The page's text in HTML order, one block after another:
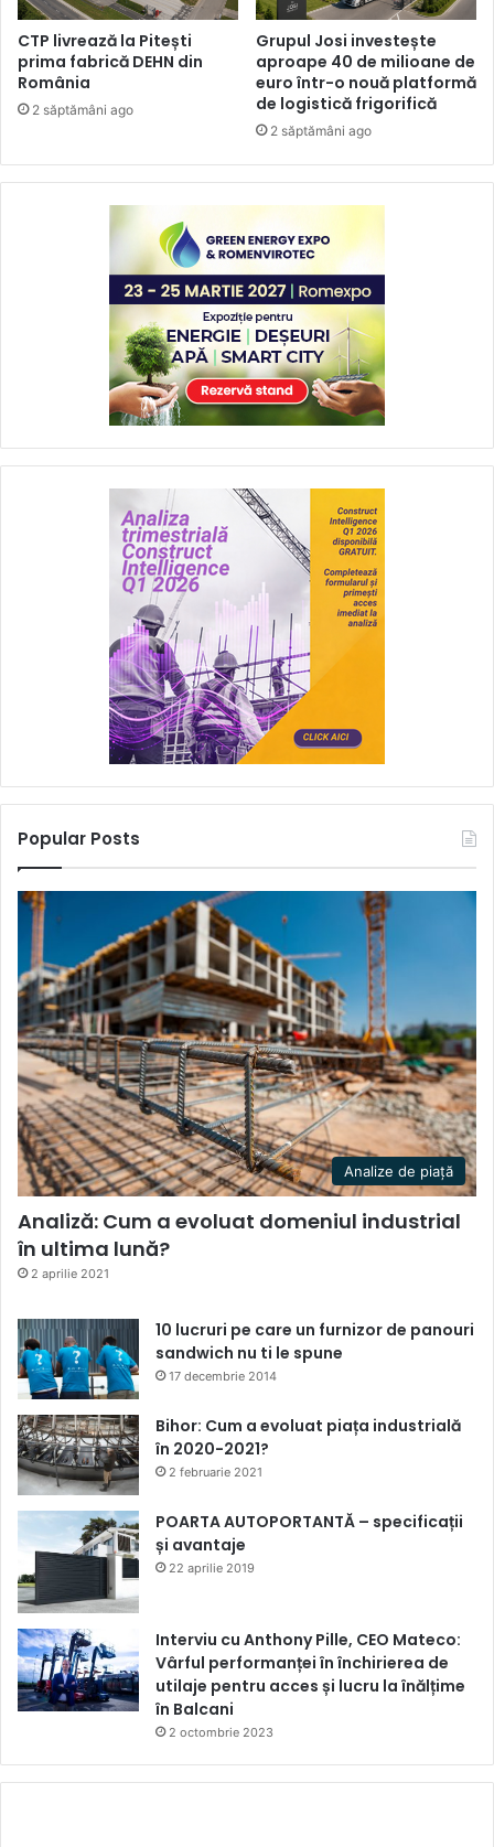
CTP livrează la Pitești
prima fabrică DEHN din
România
2 săptămâni ago
Grupul Josi investește
aproape 40 de milioane de
euro într-o nouă platformă
de logistică frigorifică
2 săptămâni ago
Popular Posts
Analize de piață
Analiză: Cum a evoluat domeniul industrial
în ultima lună?
2 aprilie 2021
10 lucruri pe care un furnizor de panouri
sandwich nu ti le spune
17 decembrie 2014
Bihor: Cum a evoluat piața industrială
în 2020-2021?
2 februarie 2021
POARTA AUTOPORTANTĂ – specificații
și avantaje
22 aprilie 2019
Interviu cu Anthony Pille, CEO Mateco:
Vârful performanței în închirierea de
utilaje pentru acces și lucru la înălțime
în Balcani
2 octombrie 2023